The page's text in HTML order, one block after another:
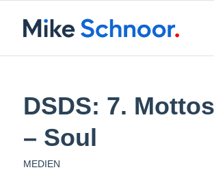
DSDS: 7.
– Soul
MEDIEN